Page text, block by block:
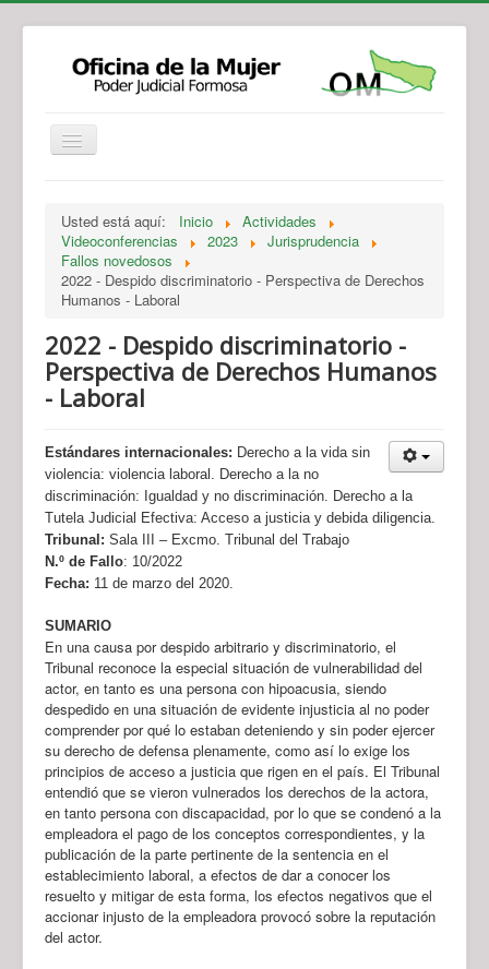
Legislación
Novedades
Recursos y Servicios de Atención
Usted está aquí: Inicio
Actividades
Videoconferencias
2023
Jurisprudencia
Fallos novedosos
2022 - Despido discriminatorio - Perspectiva de Derechos
Humanos - Laboral
2022 - Despido discriminatorio -
Perspectiva de Derechos Humanos
- Laboral
Estándares internacionales: Derecho a la vida sin
violencia: violencia laboral. Derecho a la no
discriminación: Igualdad y no discriminación. Derecho a la
Tutela Judicial Efectiva: Acceso a justicia y debida diligencia.
Tribunal: Sala III – Excmo. Tribunal del Trabajo
N.º de Fallo: 10/2022
Fecha: 11 de marzo del 2020.
SUMARIO
En una causa por despido arbitrario y discriminatorio, el
Tribunal reconoce la especial situación de vulnerabilidad del
actor, en tanto es una persona con hipoacusia, siendo
despedido en una situación de evidente injusticia al no poder
comprender por qué lo estaban deteniendo y sin poder ejercer
su derecho de defensa plenamente, como así lo exige los
principios de acceso a justicia que rigen en el país. El Tribunal
entendió que se vieron vulnerados los derechos de la actora,
en tanto persona con discapacidad, por lo que se condenó a la
empleadora el pago de los conceptos correspondientes, y la
publicación de la parte pertinente de la sentencia en el
establecimiento laboral, a efectos de dar a conocer los
resuelto y mitigar de esta forma, los efectos negativos que el
accionar injusto de la empleadora provocó sobre la reputación
del actor.